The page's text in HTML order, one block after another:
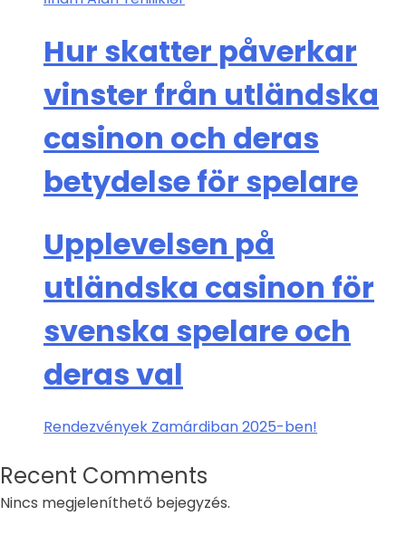
Hur skatter påverkar
vinster från utländska
casinon och deras
betydelse för spelare
Upplevelsen på
utländska casinon för
svenska spelare och
deras val
Rendezvények Zamárdiban 2025-ben!
Recent Comments
Nincs megjeleníthető bejegyzés.